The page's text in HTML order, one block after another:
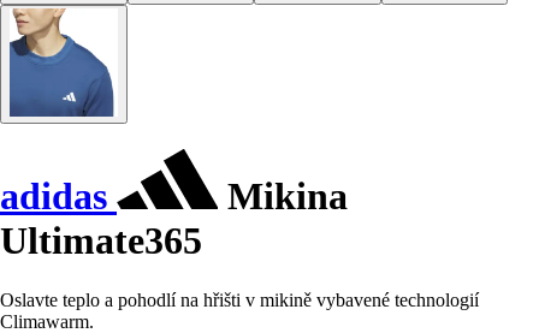
adidas
Mikina
Ultimate365
Oslavte teplo a pohodlí na hřišti v mikině vybavené technologií
Climawarm.